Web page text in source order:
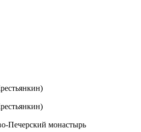
Печерский монастырь